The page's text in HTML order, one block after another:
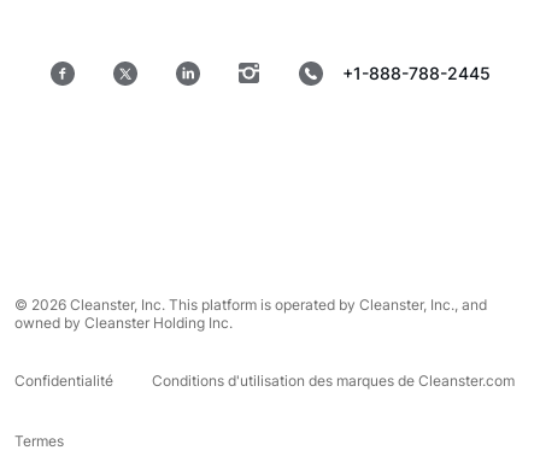
+1-888-788-2445
© 2026 Cleanster, Inc. This platform is operated by Cleanster, Inc., and
owned by Cleanster Holding Inc.
Confidentialité Conditions d'utilisation des marques de Cleanster.com
Termes